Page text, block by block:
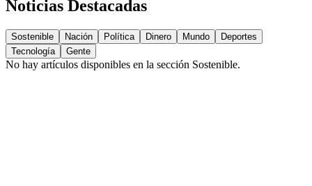
Noticias Destacadas
Sostenible Nación Política Dinero Mundo
Deportes
Tecnología
Gente
No hay artículos disponibles en la sección Sostenible.